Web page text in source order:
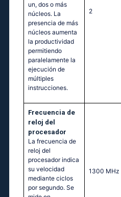
un, dos o más
núcleos. La
presencia de más
núcleos aumenta
la productividad
permitiendo
paralelamente la
ejecución de
múltiples
instrucciones.
2
Frecuencia de
reloj del
procesador
La frecuencia de
reloj del
procesador indica
su velocidad
mediante ciclos
por segundo. Se
1300 MHz